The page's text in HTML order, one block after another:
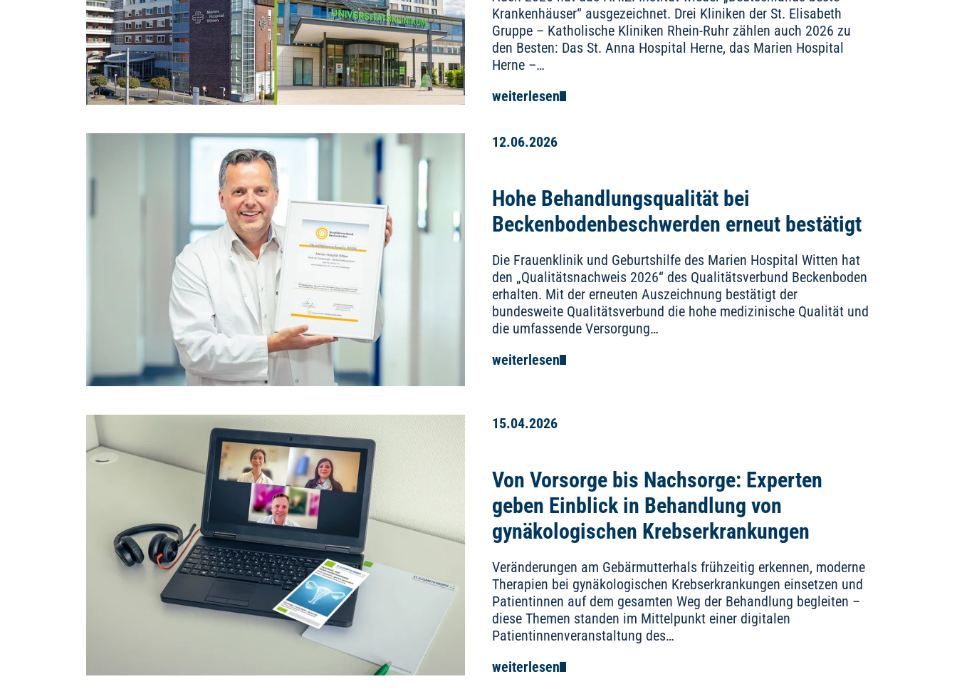
Krankenhäuser“ ausgezeichnet. Drei Kliniken der St. Elisabeth
Gruppe – Katholische Kliniken Rhein-Ruhr zählen auch 2026 zu
den Besten: Das St. Anna Hospital Herne, das Marien Hospital
Herne –…
weiterlesen
12.06.2026
Hohe Behandlungsqualität bei
Beckenbodenbeschwerden erneut bestätigt
Die Frauenklinik und Geburtshilfe des Marien Hospital Witten hat
den „Qualitätsnachweis 2026“ des Qualitätsverbund Beckenboden
erhalten. Mit der erneuten Auszeichnung bestätigt der
bundesweite Qualitätsverbund die hohe medizinische Qualität und
die umfassende Versorgung…
weiterlesen
15.04.2026
Von Vorsorge bis Nachsorge: Experten
geben Einblick in Behandlung von
gynäkologischen Krebserkrankungen
Veränderungen am Gebärmutterhals frühzeitig erkennen, moderne
Therapien bei gynäkologischen Krebserkrankungen einsetzen und
Patientinnen auf dem gesamten Weg der Behandlung begleiten –
diese Themen standen im Mittelpunkt einer digitalen
Patientinnenveranstaltung des…
weiterlesen